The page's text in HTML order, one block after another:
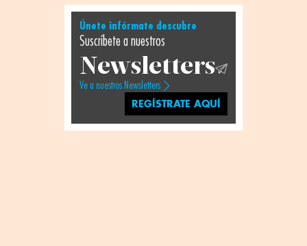
Únete infórmate descubre
Suscríbete a nuestros
Newsletters
Ve a nuestros Newsletters
REGÍSTRATE AQUÍ